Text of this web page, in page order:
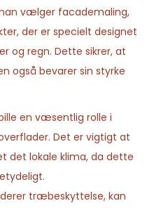
vælger facademaling,
der er specielt designet
og regn. Dette sikrer, at
også bevarer sin styrke
en væsentlig rolle i
Det er vigtigt at
det lokale klima, da dette
træbeskyttelse, kan